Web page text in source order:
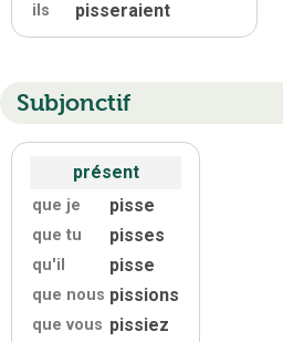
ils pisseraient
Subjonctif
présent
que je pisse
que tu pisses
qu'il pisse
que nous pissions
que vous pissiez